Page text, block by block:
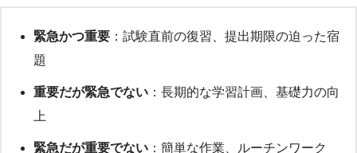
緊急かつ重要 ：試験直前の復習、提出期限の迫った宿
題
重要だが緊急でない ：長期的な学習計画、基礎力の向
上
緊急だが重要でない ：簡単な作業、ルーチンワーク